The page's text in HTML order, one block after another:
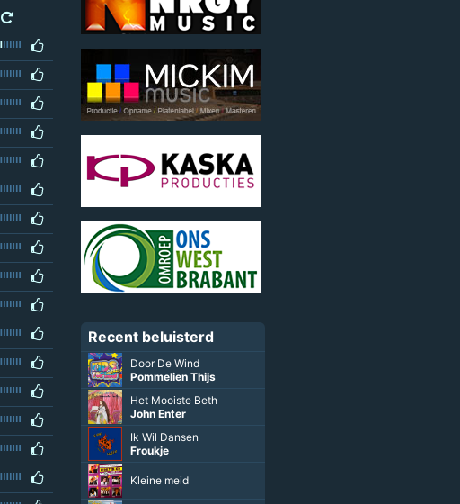
Recent beluisterd
Door De Wind
Pommelien Thijs
Het Mooiste Beth
John Enter
Ik Wil Dansen
Froukje
Kleine meid